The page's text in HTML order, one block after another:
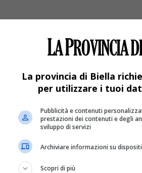
Biella
La provincia di Biella
per utilizzare i tuoi
Pubblicità e contenuti
prestazioni dei contenuti e degli
sviluppo di servizi
Archiviare informazioni su
Scopri di più